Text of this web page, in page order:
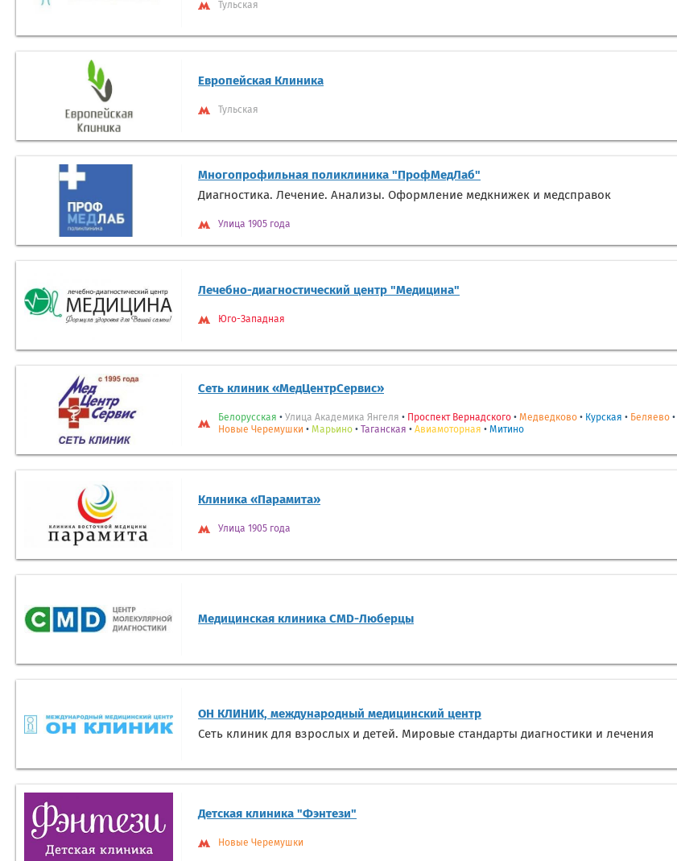
Тульская
Европейская Клиника
Тульская
Многопрофильная поликлиника "ПрофМедЛаб"
Диагностика. Лечение. Анализы. Оформление медкнижек и медсправок
Улица 1905 года
Лечебно-диагностический центр "Медицина"
Юго-Западная
Сеть клиник «МедЦентрСервис»
Белорусская • Улица Академика Янгеля • Проспект Вернадского • Медведково • Курская • Беляево •
Новые Черемушки • Марьино • Таганская • Авиамоторная • Митино
Клиника «Парамита»
Улица 1905 года
Медицинская клиника CMD-Люберцы
ОН КЛИНИК, международный медицинский центр
Сеть клиник для взрослых и детей. Мировые стандарты диагностики и лечения
Детская клиника "Фэнтези"
Новые Черемушки